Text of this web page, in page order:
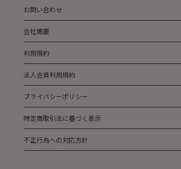
お問い合わせ
会社概要
利用規約
法人会員利用規約
プライバシーポリシー
特定商取引法に基づく表示
不正行為への対応方針